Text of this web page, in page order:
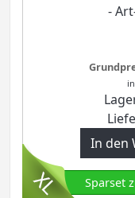
-
In den
Sparset